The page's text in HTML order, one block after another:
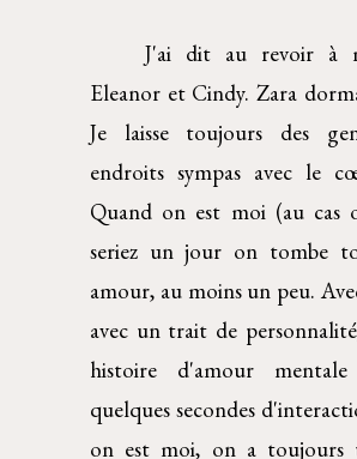
J'ai dit au revoir à
Eleanor et Cindy. Zara
Je laisse toujours des
endroits sympas avec le
Quand on est moi (au cas
seriez un jour on tombe
amour, au moins un peu.
avec un trait de
histoire d'amour
quelques secondes
on est moi, on a toujours